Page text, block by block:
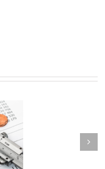
Rozliczenie roczne w ZUS